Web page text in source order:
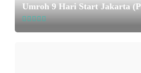
Umroh 9 Hari Start Jakarta